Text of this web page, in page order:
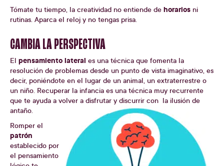
Tómate tu tiempo, la creatividad no entiende de horarios ni
rutinas. Aparca el reloj y no tengas prisa.
CAMBIA LA PERSPECTIVA
El pensamiento lateral es una técnica que fomenta la
resolución de problemas desde un punto de vista imaginativo, es
decir, poniéndote en el lugar de un animal, un extraterrestre o
un niño. Recuperar la infancia es una técnica muy recurrente
que te ayuda a volver a disfrutar y discurrir con la ilusión de
antaño.
Romper el
patrón
establecido por
el pensamiento